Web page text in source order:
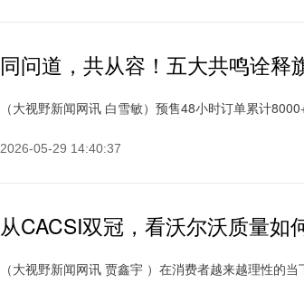
同问道，共从容！五大共鸣诠释
（大视野新闻网讯 白雪敏）预售48小时订单累计
2026-05-29 14:40:37
从CACSI双冠，看沃尔沃质量如
（大视野新闻网讯 贾鑫宇 ）在消费者越来越理性的